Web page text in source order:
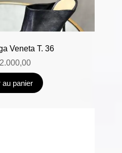
Veneta T. 36
2.000,00
au panier